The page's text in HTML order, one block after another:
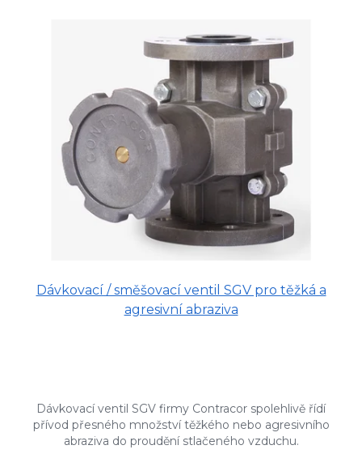
Dávkovací / směšovací ventil SGV pro těžká a
agresivní abraziva
Dávkovací ventil SGV firmy Contracor spolehlivě řídí
přívod přesného množství těžkého nebo agresivního
abraziva do proudění stlačeného vzduchu.